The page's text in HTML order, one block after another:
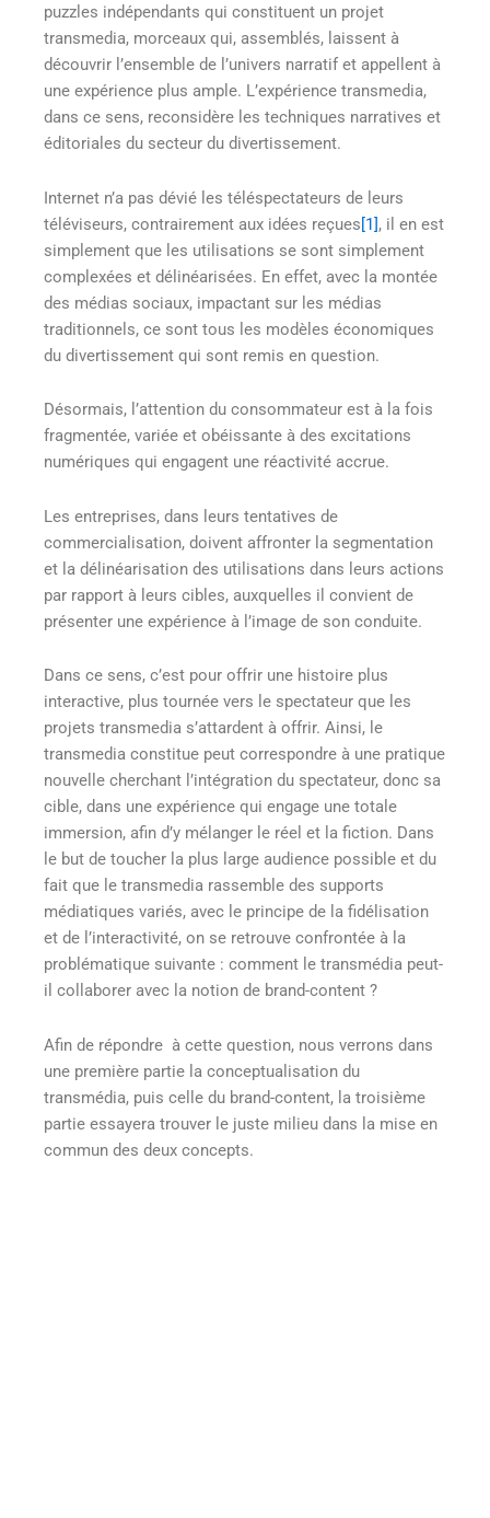
puzzles indépendants qui constituent un projet
transmedia, morceaux qui, assemblés, laissent à
découvrir l’ensemble de l’univers narratif et appellent à
une expérience plus ample. L’expérience transmedia,
dans ce sens, reconsidère les techniques narratives et
éditoriales du secteur du divertissement.
Internet n’a pas dévié les téléspectateurs de leurs
téléviseurs, contrairement aux idées reçues[1], il en est
simplement que les utilisations se sont simplement
complexées et délinéarisées. En effet, avec la montée
des médias sociaux, impactant sur les médias
traditionnels, ce sont tous les modèles économiques
du divertissement qui sont remis en question.
Désormais, l’attention du consommateur est à la fois
fragmentée, variée et obéissante à des excitations
numériques qui engagent une réactivité accrue.
Les entreprises, dans leurs tentatives de
commercialisation, doivent affronter la segmentation
et la délinéarisation des utilisations dans leurs actions
par rapport à leurs cibles, auxquelles il convient de
présenter une expérience à l’image de son conduite.
Dans ce sens, c’est pour offrir une histoire plus
interactive, plus tournée vers le spectateur que les
projets transmedia s’attardent à offrir. Ainsi, le
transmedia constitue peut correspondre à une pratique
nouvelle cherchant l’intégration du spectateur, donc sa
cible, dans une expérience qui engage une totale
immersion, afin d’y mélanger le réel et la fiction. Dans
le but de toucher la plus large audience possible et du
fait que le transmedia rassemble des supports
médiatiques variés, avec le principe de la fidélisation
et de l’interactivité, on se retrouve confrontée à la
problématique suivante : comment le transmédia peut-
il collaborer avec la notion de brand-content ?
Afin de répondre à cette question, nous verrons dans
une première partie la conceptualisation du
transmédia, puis celle du brand-content, la troisième
partie essayera trouver le juste milieu dans la mise en
commun des deux concepts.